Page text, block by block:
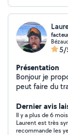
5/
Présentation
Bonjour je
peut faire du
jours de la
, serviable et
Dernier avis
Il y a plus de 6 mois
Laurent est très
recommande les